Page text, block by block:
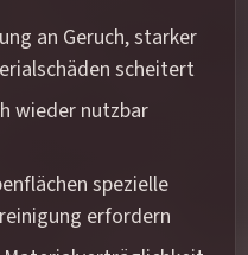
an Geruch, starker
scheitert
wieder nutzbar
spezielle
erfordern